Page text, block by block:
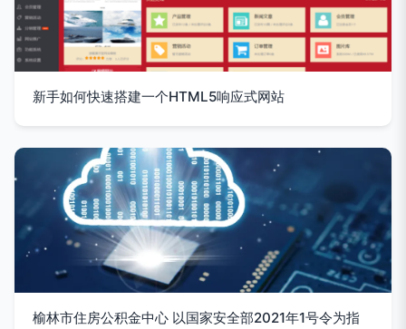
新手如何快速搭建一个HTML5响应式网站
榆林市住房公积金中心 以国家安全部2021年1号令为指